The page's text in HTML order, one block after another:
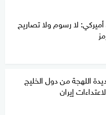
لا رسوم ولا تصاريح
اللهجة من دول الخليج
إيران